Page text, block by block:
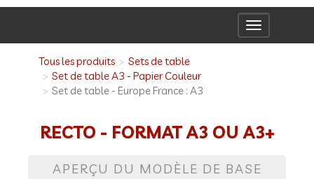
Toggle
navigation
Tous les produits
Sets de table
Set de table A3 - Papier Couleur
Set de table - Europe France : A3
RECTO - FORMAT A3 OU A3+
APERÇU DU MODÈLE DE BASE